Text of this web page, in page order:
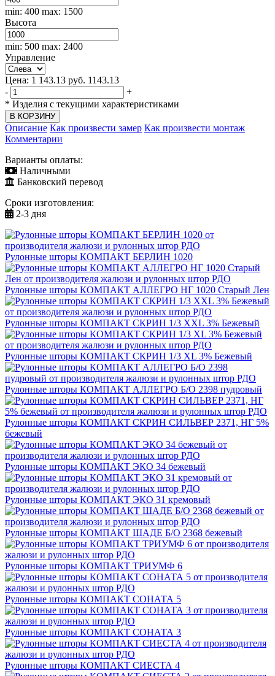
min: 400 max: 1500
Высота
min: 500 max: 2400
Управление
Цена: 1 143.13 руб. 1143.13
-
+
* Изделия с текущими характеристиками
Описание Как произвести замер Как произвести монтаж
Комментарии
Варианты оплаты:
Наличными
Банковский перевод
Сроки изготовления:
2-3 дня
Рулонные шторы КОМПАКТ БЕРЛИН 1020
Рулонные шторы КОМПАКТ АЛЛЕГРО НГ 1020 Старый Лен
Рулонные шторы КОМПАКТ СКРИН 1/3 XXL 3% Бежевый
Рулонные шторы КОМПАКТ СКРИН 1/3 XL 3% Бежевый
Рулонные шторы КОМПАКТ АЛЛЕГРО Б/О 2398 пудровый
Рулонные шторы КОМПАКТ СКРИН СИЛЬВЕР 2371, НГ 5%
бежевый
Рулонные шторы КОМПАКТ ЭКО 34 бежевый
Рулонные шторы КОМПАКТ ЭКО 31 кремовый
Рулонные шторы КОМПАКТ ШАДЕ Б/О 2368 бежевый
Рулонные шторы КОМПАКТ ТРИУМФ 6
Рулонные шторы КОМПАКТ СОНАТА 5
Рулонные шторы КОМПАКТ СОНАТА 3
Рулонные шторы КОМПАКТ СИЕСТА 4